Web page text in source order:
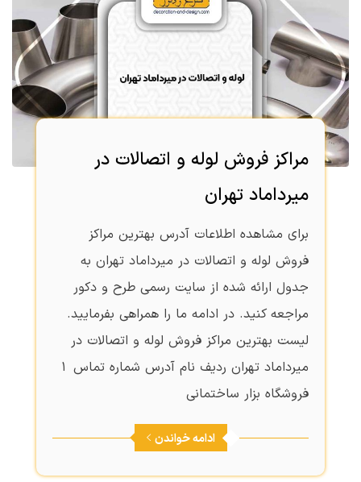
مراکز فروش لوله و اتصالات در
میرداماد تهران
برای مشاهده اطلاعات آدرس بهترین مراکز
فروش لوله و اتصالات در میرداماد تهران به
جدول ارائه شده از سایت رسمی طرح و دکور
مراجعه کنید. در ادامه ما را همراهی بفرمایید.
لیست بهترین مراکز فروش لوله و اتصالات در
میرداماد تهران ردیف نام آدرس شماره تماس 1
فروشگاه بزار ساختمانی
ادامه خواندن